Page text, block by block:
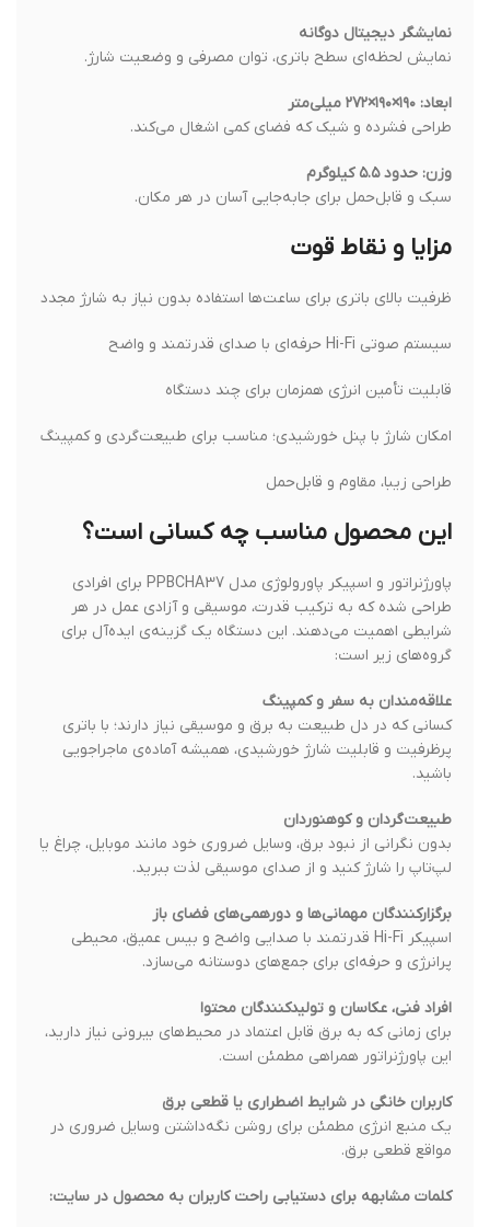
نمایشگر دیجیتال دوگانه
نمایش لحظه‌ای سطح باتری، توان مصرفی و وضعیت شارژ.
ابعاد: ۱۹۰×۱۹۰×۲۷۲ میلی‌متر
طراحی فشرده و شیک که فضای کمی اشغال می‌کند.
وزن: حدود ۵.۵ کیلوگرم
سبک و قابل‌حمل برای جابه‌جایی آسان در هر مکان.
مزایا و نقاط قوت
ظرفیت بالای باتری برای ساعت‌ها استفاده بدون نیاز به شارژ مجدد
سیستم صوتی Hi-Fi حرفه‌ای با صدای قدرتمند و واضح
قابلیت تأمین انرژی همزمان برای چند دستگاه
امکان شارژ با پنل خورشیدی؛ مناسب برای طبیعت‌گردی و کمپینگ
طراحی زیبا، مقاوم و قابل‌حمل
این محصول مناسب چه کسانی است؟
پاورژنراتور و اسپیکر پاورولوژی مدل PPBCHA37 برای افرادی
طراحی شده که به ترکیب قدرت، موسیقی و آزادی عمل در هر
شرایطی اهمیت می‌دهند. این دستگاه یک گزینه‌ی ایده‌آل برای
گروه‌های زیر است:
علاقه‌مندان به سفر و کمپینگ
کسانی که در دل طبیعت به برق و موسیقی نیاز دارند؛ با باتری
پرظرفیت و قابلیت شارژ خورشیدی، همیشه آماده‌ی ماجراجویی
باشید.
طبیعت‌گردان و کوهنوردان
بدون نگرانی از نبود برق، وسایل ضروری خود مانند موبایل، چراغ یا
لپ‌تاپ را شارژ کنید و از صدای موسیقی لذت ببرید.
برگزارکنندگان مهمانی‌ها و دورهمی‌های فضای باز
اسپیکر Hi-Fi قدرتمند با صدایی واضح و بیس عمیق، محیطی
پرانرژی و حرفه‌ای برای جمع‌های دوستانه می‌سازد.
افراد فنی، عکاسان و تولیدکنندگان محتوا
برای زمانی که به برق قابل اعتماد در محیط‌های بیرونی نیاز دارید،
این پاورژنراتور همراهی مطمئن است.
کاربران خانگی در شرایط اضطراری یا قطعی برق
یک منبع انرژی مطمئن برای روشن نگه‌داشتن وسایل ضروری در
مواقع قطعی برق.
کلمات مشابهه برای دستیابی راحت کاربران به محصول در سایت: